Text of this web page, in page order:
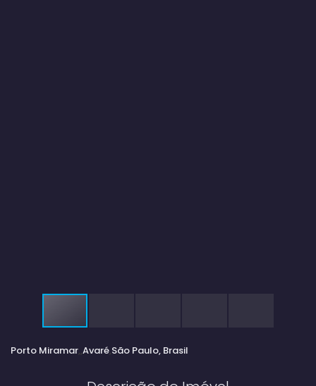
Porto Miramar Avaré São Paulo, Brasil